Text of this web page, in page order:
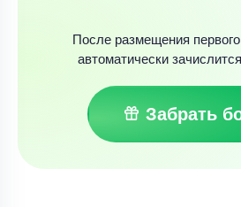
После размещения
автоматически
Забрать